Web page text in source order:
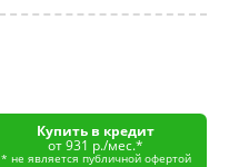
Купить в кредит
от 931 р./мес.*
* не является публичной офертой